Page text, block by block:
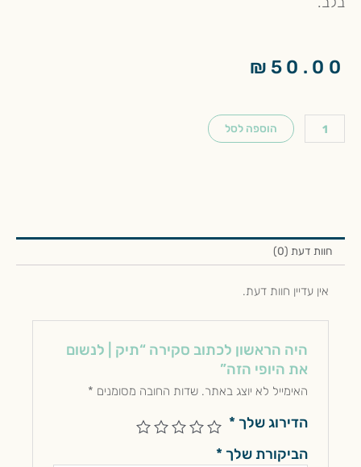
₪ 50.00
תיק
הוספה לסל
חוות דעת (0)
אין עדיין חוות דעת.
היה הראשון לכתוב סקירה “תיק | לנשום
את היופי הזה”
האימייל לא יוצג באתר. שדות החובה מסומנים *
הדירוג שלך *
הביקורת שלך *